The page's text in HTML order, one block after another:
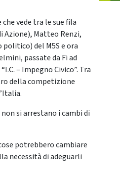
vede tra le sue fila
Matteo Renzi,
politico) del M5S e ora
passate da Fi ad
– Impegno Civico”. Tra
della competizione
si arrestano i cambi di
potrebbero cambiare
necessità di adeguarli